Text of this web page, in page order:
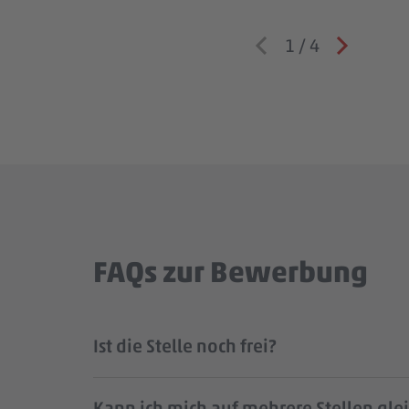
1 / 4
FAQs zur Bewerbung
Ist die Stelle noch frei?